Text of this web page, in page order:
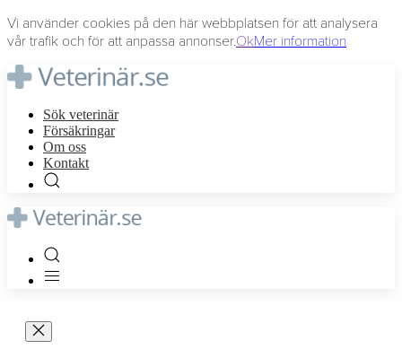
Vi använder cookies på den här webbplatsen för att analysera
vår trafik och för att anpassa annonser.OkMer information
Sök veterinär
Försäkringar
Om oss
Kontakt